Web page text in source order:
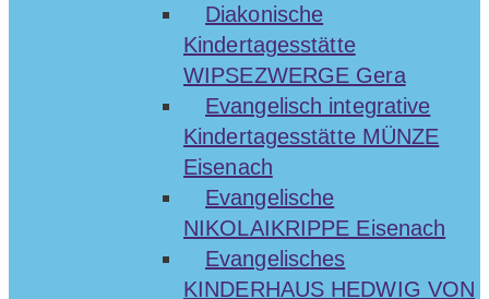
Diakonische
Kindertagesstätte
WIPSEZWERGE Gera
Evangelisch integrative
Kindertagesstätte MÜNZE
Eisenach
Evangelische
NIKOLAIKRIPPE Eisenach
Evangelisches
KINDERHAUS HEDWIG VON